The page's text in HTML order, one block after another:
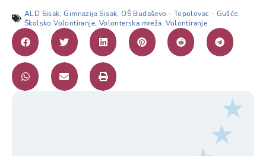
ALD Sisak,Gimnazija Sisak,OŠ Budaševo - Topolovac - Gušće,
Školsko Volontiranje, Volonterska mreža,Volontiranje